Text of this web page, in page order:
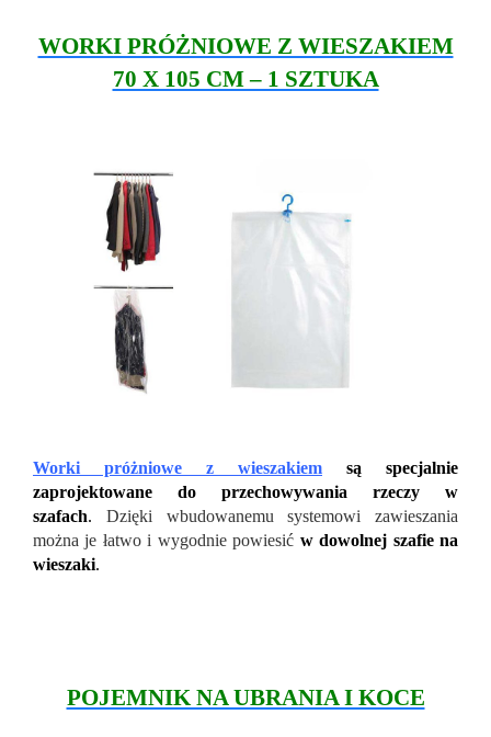
WORKI PRÓŻNIOWE Z WIESZAKIEM
70 X 105 CM – 1 SZTUKA
Worki próżniowe z wieszakiem są specjalnie
zaprojektowane do przechowywania rzeczy w
szafach. Dzięki wbudowanemu systemowi zawieszania
można je łatwo i wygodnie powiesić w dowolnej szafie na
wieszaki.
POJEMNIK NA UBRANIA I KOCE